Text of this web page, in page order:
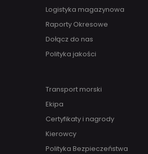
Logistyka magazynowa
Raporty Okresowe
Dołącz do nas
Polityka jakości
Transport morski
Ekipa
Certyfikaty i nagrody
Kierowcy
Polityka Bezpieczeństwa